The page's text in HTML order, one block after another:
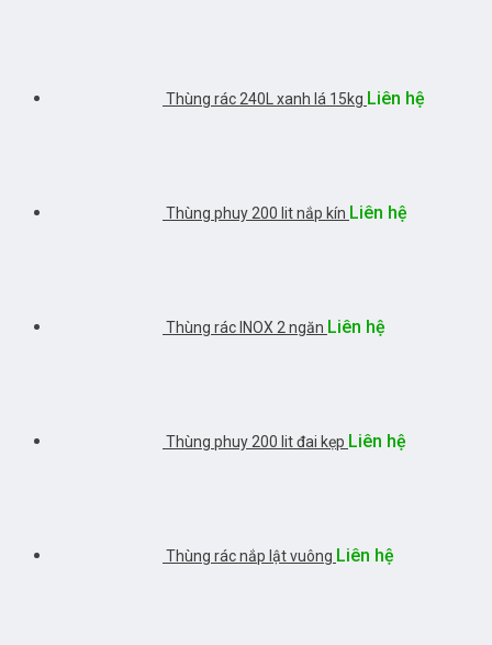
Thùng rác 240L xanh lá 15kg Liên hệ
Thùng phuy 200 lit nắp kín Liên hệ
Thùng rác INOX 2 ngăn Liên hệ
Thùng phuy 200 lit đai kẹp Liên hệ
Thùng rác nắp lật vuông Liên hệ